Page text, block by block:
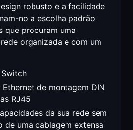
robusto e a facilidade
no a escolha padrão
que procuram uma
organizada e com um
Switch
de montagem DIN
RJ45
da sua rede sem
de uma cablagem extensa